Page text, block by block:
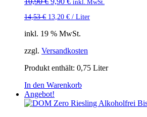
war:
ist:
inkl. MwSt.
14,53€ 13,20 € / Liter
inkl. 19 % MwSt.
zzgl. Versandkosten
Produkt enthält: 0,75 Liter
In den Warenkorb
Angebot!